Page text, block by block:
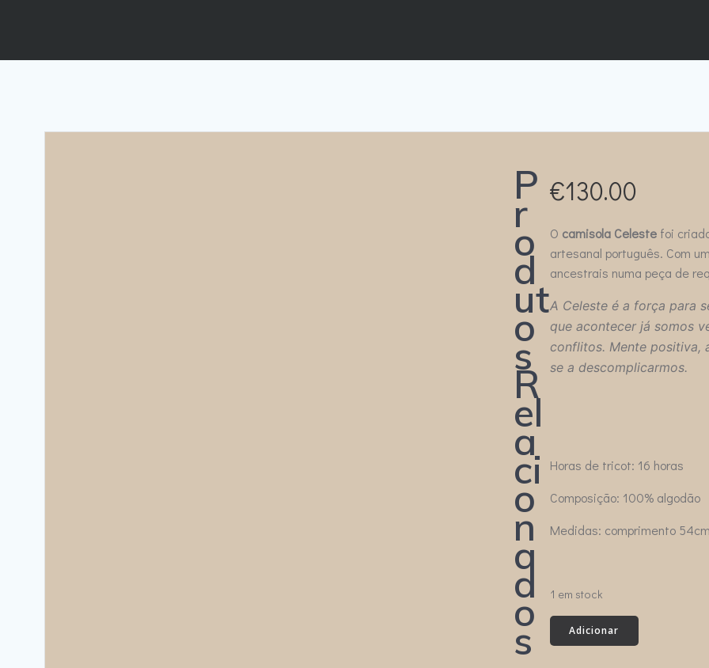
€130.00
O camisola Celestefoi
artesanal português. Com
ancestrais numa peça de
A Celeste é a força para
que acontecer já somos
conflitos. Mente positiva,
se a descomplicarmos.
Horas de tricot: 16 horas
Composição: 100% algodão
Medidas: comprimento
1 em stock
Quantidade
de
Adicionar
P
r
o
d
ut
o
s
R
el
a
ci
o
n
a
d
o
s